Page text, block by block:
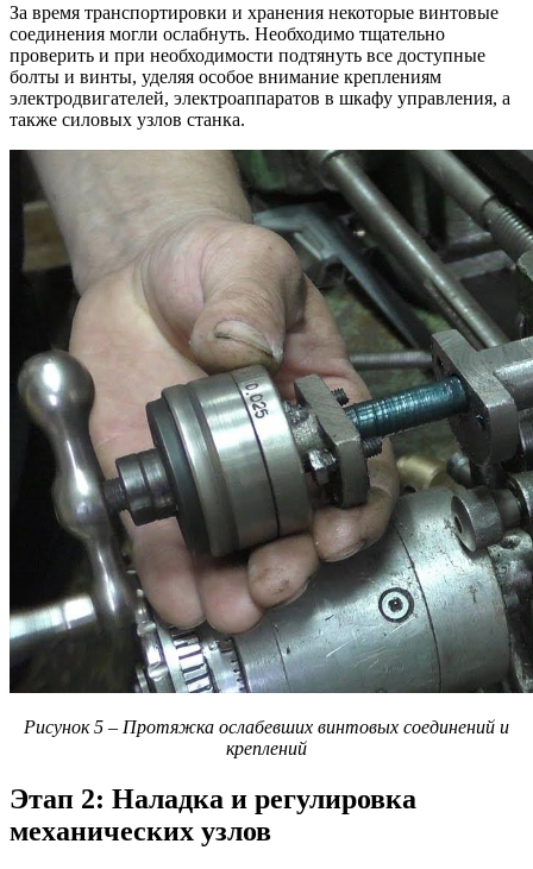
За время транспортировки и хранения некоторые винтовые
соединения могли ослабнуть. Необходимо тщательно
проверить и при необходимости подтянуть все доступные
болты и винты, уделяя особое внимание креплениям
электродвигателей, электроаппаратов в шкафу управления, а
также силовых узлов станка.
Рисунок 5 – Протяжка ослабевших винтовых соединений и
креплений
Этап 2: Наладка и регулировка
механических узлов